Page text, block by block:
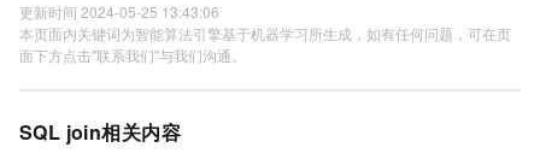
更新时间 2024-05-25 13:43:06
本页面内关键词为智能算法引擎基于机器学习所生成，如有任何问题，可在页
面下方点击"联系我们"与我们沟通。
SQL join相关内容